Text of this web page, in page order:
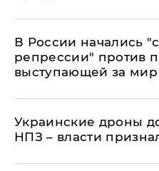
В России начались
репрессии" против
выступающей за
Украинские дроны
НПЗ – власти